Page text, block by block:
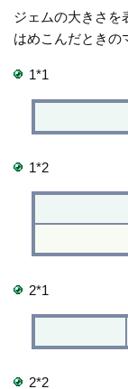
ジェムの大きさを
はめこんだときの
1*1
1*2
2*1
2*2